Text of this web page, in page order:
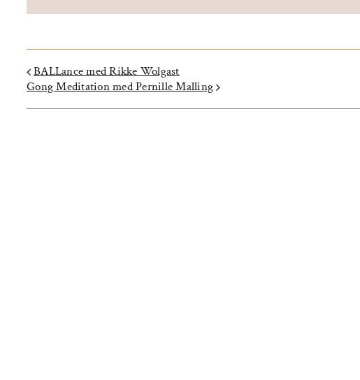
BALLance med Rikke Wolgast
Gong Meditation med Pernille Malling